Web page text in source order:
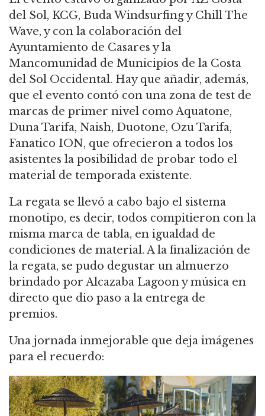
del Sol, KCG, Buda Windsurfing y Chill The
Wave, y con la colaboración del
Ayuntamiento de Casares y la
Mancomunidad de Municipios de la Costa
del Sol Occidental. Hay que añadir, además,
que el evento contó con una zona de test de
marcas de primer nivel como Aquatone,
Duna Tarifa, Naish, Duotone, Ozu Tarifa,
Fanatico ION, que ofrecieron a todos los
asistentes la posibilidad de probar todo el
material de temporada existente.
La regata se llevó a cabo bajo el sistema
monotipo, es decir, todos compitieron con la
misma marca de tabla, en igualdad de
condiciones de material. A la finalización de
la regata, se pudo degustar un almuerzo
brindado por Alcazaba Lagoon y música en
directo que dio paso a la entrega de
premios.
Una jornada inmejorable que deja imágenes
para el recuerdo: